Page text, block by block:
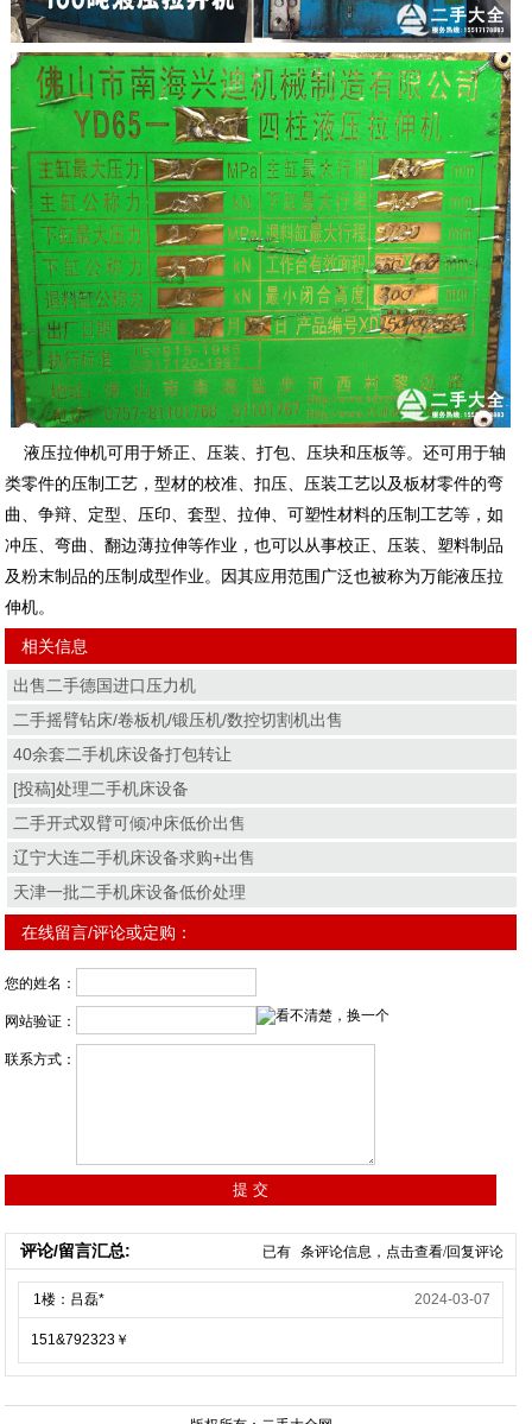
液压拉伸机可用于矫正、压装、打包、压块和压板等。还可用于轴
类零件的压制工艺，型材的校准、扣压、压装工艺以及板材零件的弯
曲、争辩、定型、压印、套型、拉伸、可塑性材料的压制工艺等，如
冲压、弯曲、翻边薄拉伸等作业，也可以从事校正、压装、塑料制品
及粉末制品的压制成型作业。因其应用范围广泛也被称为万能液压拉
伸机。
相关信息
出售二手德国进口压力机
二手摇臂钻床/卷板机/锻压机/数控切割机出售
40余套二手机床设备打包转让
[投稿]处理二手机床设备
二手开式双臂可倾冲床低价出售
辽宁大连二手机床设备求购+出售
天津一批二手机床设备低价处理
在线留言/评论或定购：
您的姓名：
网站验证：
联系方式：
评论/留言汇总: 已有 条评论信息，点击查看/回复评论
2024-03-07
1楼：吕磊*
151&792323￥